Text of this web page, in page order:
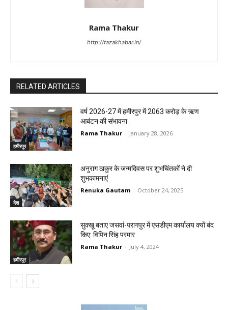
Rama Thakur
http://tazakhabar.in/
RELATED ARTICLES
हमीरपुर
वर्ष 2026-27 में हमीरपुर में 2063 करोड़ के ऋण
आबंटन की संभावना
Rama Thakur - January 28, 2026
देश
अनुराग ठाकुर के जन्मदिवस पर शुभचिंतकों ने दी
शुभकामनाएं
Renuka Gautam - October 24, 2025
हमीरपुर
सुक्खू बताए जसवां-परागपुर में एसडीएम कार्यालय क्यों बंद
किए: विपिन सिंह परमार
Rama Thakur - July 4, 2024